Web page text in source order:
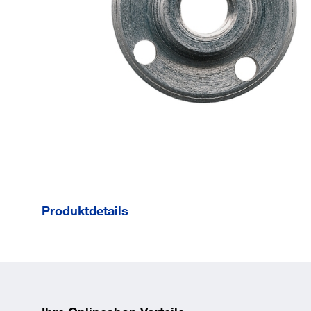
Produktdetails
Bezeichnung:
115 mm - 230